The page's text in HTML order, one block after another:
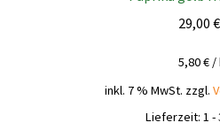
29,00 €
5,80€/
inkl. 7 % MwSt. zzgl.
Lieferzeit: 1 -